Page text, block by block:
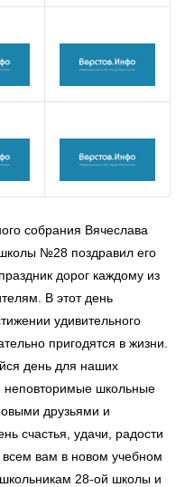
собрания Вячеслава
школы №28 поздравил его
дорог каждому из
В этот день
удивительного
пригодятся в жизни.
день для наших
неповторимые школьные
друзьями и
счастья, удачи, радости
всем вам в новом учебном
28-ой школы и